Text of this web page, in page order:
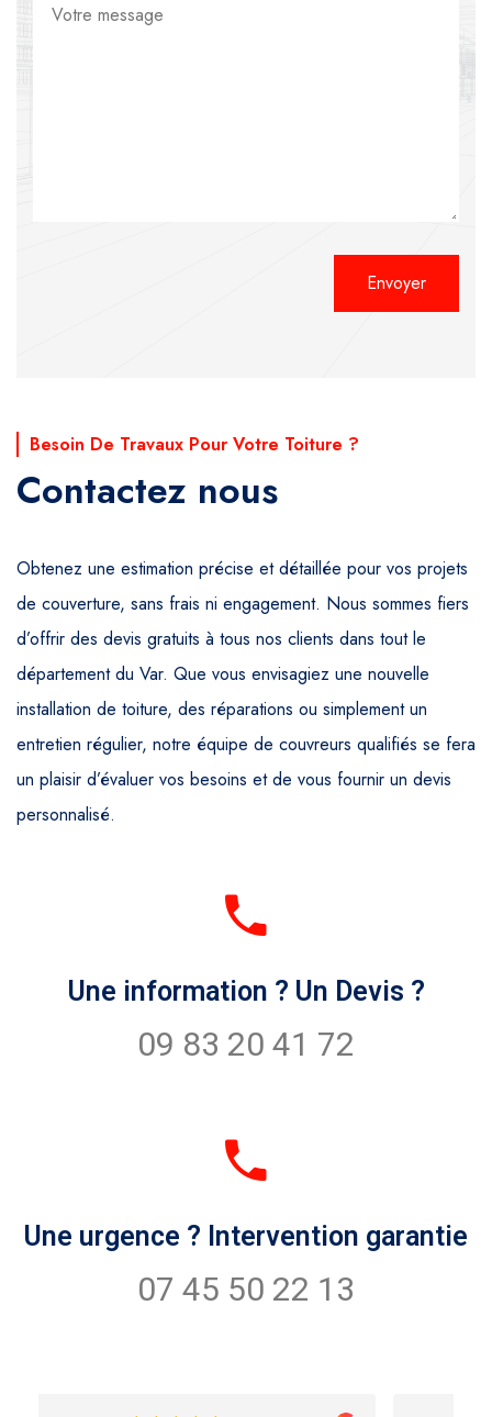
Besoin De Travaux Pour Votre Toiture ?
Contactez nous
Obtenez une estimation précise et détaillée pour vos projets
de couverture, sans frais ni engagement. Nous sommes fiers
d’offrir des devis gratuits à tous nos clients dans tout le
département du Var. Que vous envisagiez une nouvelle
installation de toiture, des réparations ou simplement un
entretien régulier, notre équipe de couvreurs qualifiés se fera
un plaisir d’évaluer vos besoins et de vous fournir un devis
personnalisé.
Une information ? Un Devis ?
09 83 20 41 72
Une urgence ? Intervention garantie
07 45 50 22 13